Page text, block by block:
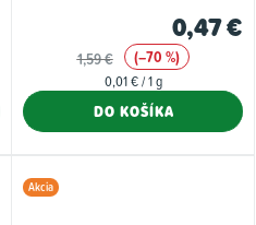
0,47 €
1,59 € (–70 %)
Jednotková
0,01 € / 1 g
DO KOŠÍKA
Akcia